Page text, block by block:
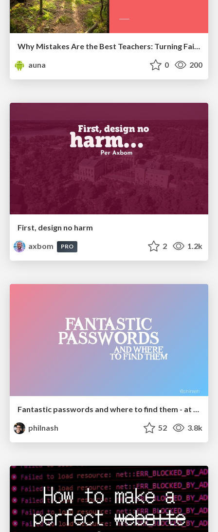
Why Mistakes Are the Best Teachers: Turning Failure into a Pathway for Growth
auna
0 200
First, design no harm
axbom
PRO 2 1.2k
Fantastic passwords and where to find them - at NoRuKo
philnash
52 3.8k